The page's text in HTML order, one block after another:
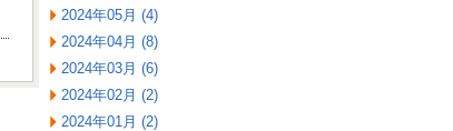
2024年05月 (4)
2024年04月 (8)
2024年03月 (6)
2024年02月 (2)
2024年01月 (2)